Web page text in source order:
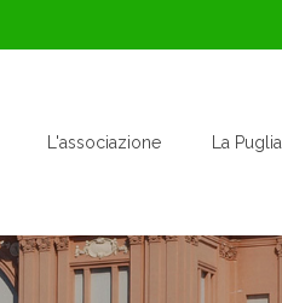
L'associazione La Puglia